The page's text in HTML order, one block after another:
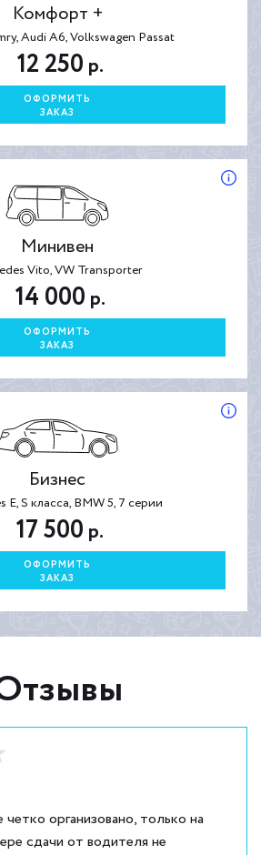
Комфорт +
Audi A6, Volkswagen Passat
12 250 р.
ОФОРМИТЬ
ЗАКАЗ
Минивен
Vito, VW Transporter
14 000 р.
ОФОРМИТЬ
ЗАКАЗ
Бизнес
E, S класса, BMW 5, 7 серии
17 500 р.
ОФОРМИТЬ
ЗАКАЗ
организовано, только на
сдачи от водителя не